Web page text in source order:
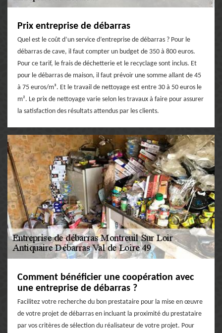
Prix entreprise de débarras
Quel est le coût d’un service d’entreprise de débarras ? Pour le
débarras de cave, il faut compter un budget de 350 à 800 euros.
Pour ce tarif, le frais de déchetterie et le recyclage sont inclus. Et
pour le débarras de maison, il faut prévoir une somme allant de 45
à 75 euros/m³. Et le travail de nettoyage est entre 30 à 50 euros le
m². Le prix de nettoyage varie selon les travaux à faire pour assurer
la satisfaction des résultats attendus par les clients.
Comment bénéficier une coopération avec
une entreprise de débarras ?
Facilitez votre recherche du bon prestataire pour la mise en œuvre
de votre projet de débarras en incluant la proximité du prestataire
par vos critères de sélection du réalisateur de votre projet. Pour